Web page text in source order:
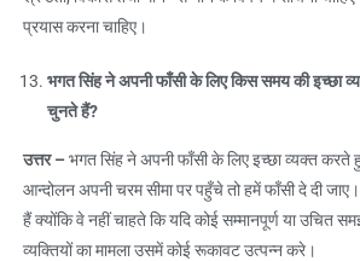
प्रयास करना चाहिए।
भगत सिंह ने अपनी फाँसी के लिए किस समय की इच्छा
चुनते हैं?
उत्तर – भगत सिंह ने अपनी फाँसी के लिए इच्छा व्यक्त करते
आन्दोलन अपनी चरम सीमा पर पहुँचे तो हमें फाँसी दे दी
हैं क्योंकि वे नहीं चाहते कि यदि कोई सम्मानपूर्ण या उचित
व्यक्तियों का मामला उसमें कोई रूकावट उत्पन्न करे।